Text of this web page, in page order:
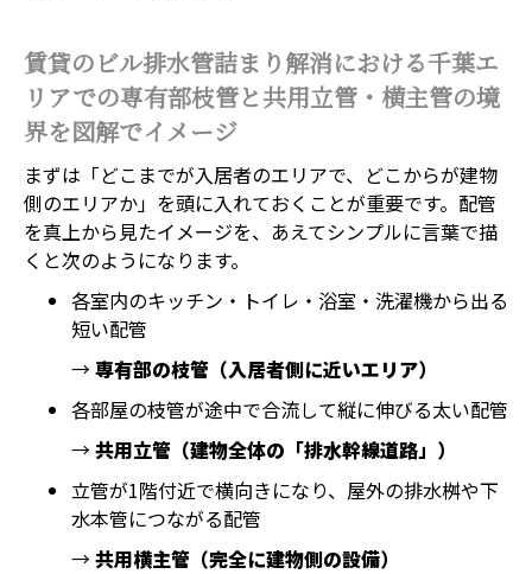
賃貸のビル排水管詰まり解消における千葉エ
リアでの専有部枝管と共用立管・横主管の境
界を図解でイメージ
まずは「どこまでが入居者のエリアで、どこからが建物
側のエリアか」を頭に入れておくことが重要です。配管
を真上から見たイメージを、あえてシンプルに言葉で描
くと次のようになります。
各室内のキッチン・トイレ・浴室・洗濯機から出る
短い配管
→専有部の枝管（入居者側に近いエリア）
各部屋の枝管が途中で合流して縦に伸びる太い配管
→共用立管（建物全体の「排水幹線道路」）
立管が1階付近で横向きになり、屋外の排水桝や下
水本管につながる配管
→共用横主管（完全に建物側の設備）